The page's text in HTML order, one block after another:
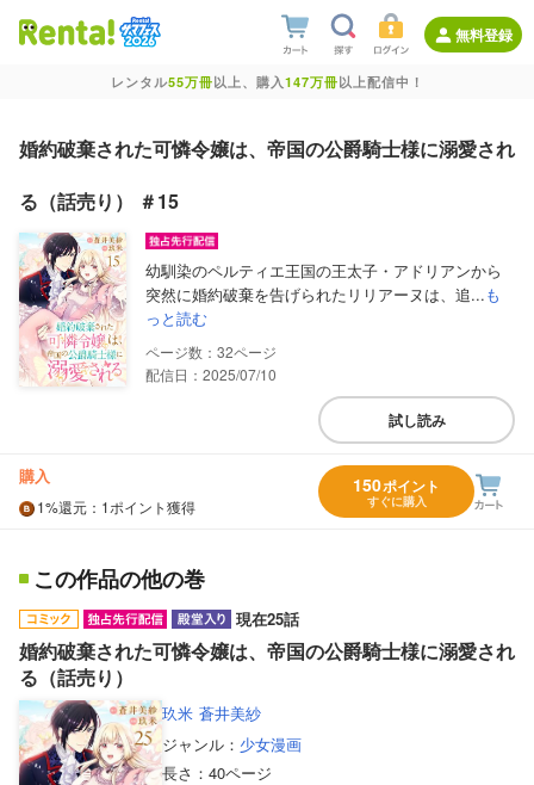
無料登録
レンタル55万冊以上、購入147万冊以上配信中！
婚約破棄された可憐令嬢は、帝国の公爵騎士様に溺愛され
る（話売り） ＃15
幼馴染のペルティエ王国の王太子・アドリアンから
突然に婚約破棄を告げられたリリアーヌは、追...も
っと読む
32
配信日：2025/07/10
試し読み
購入
1%還元 ：1ポイント獲得
150ポイント
すぐに購入
この作品の他の巻
現在25話
婚約破棄された可憐令嬢は、帝国の公爵騎士様に溺愛され
る（話売り）
玖米 蒼井美紗
ジャンル： 少女漫画
長さ： 40ページ